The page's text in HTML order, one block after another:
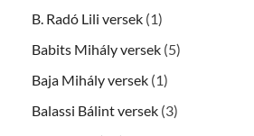
B. Radó Lili versek (1)
Babits Mihály versek (5)
Baja Mihály versek (1)
Balassi Bálint versek (3)